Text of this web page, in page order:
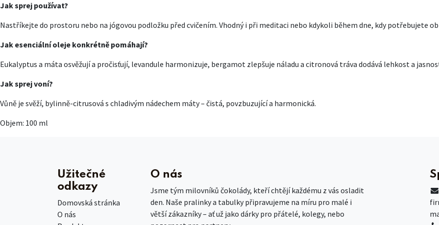
Jak sprej používat?
Nastříkejte do prostoru nebo na jógovou podložku před cvičením. Vhodný i při meditaci nebo kdykoli během dne, kdy potřebujete
Jak esenciální oleje konkrétně pomáhají?
Eukalyptus a máta osvěžují a pročisťují, levandule harmonizuje, bergamot zlepšuje náladu a citronová tráva dodává lehkost a
Jak sprej voní?
Vůně je svěží, bylinně-citrusová s chladivým nádechem máty – čistá, povzbuzující a harmonická.
Objem: 100 ml
Užitečné
odkazy
Domovská stránka
O nás
O nás
Jsme tým milovníků čokolády, kteří chtějí každému z vás osladit
den. Naše pralinky a tabulky připravujeme na míru pro malé i
větší zákazníky – ať už jako dárky pro přátelé, kolegy, nebo